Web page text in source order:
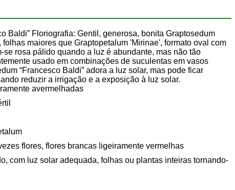
Baldi” Floriografia: Gentil, generosa, bonita Graptosedum
maiores que Graptopetalum 'Mirinae', formato oval com
rosa pálido quando a luz é abundante, mas não tão
usado em combinações de suculentas em vasos
“Francesco Baldi” adora a luz solar, mas pode ficar
reduzir a irrigação e a exposição à luz solar.
avermelhadas
flores, flores brancas ligeiramente vermelhas
com luz solar adequada, folhas ou plantas inteiras tornando-